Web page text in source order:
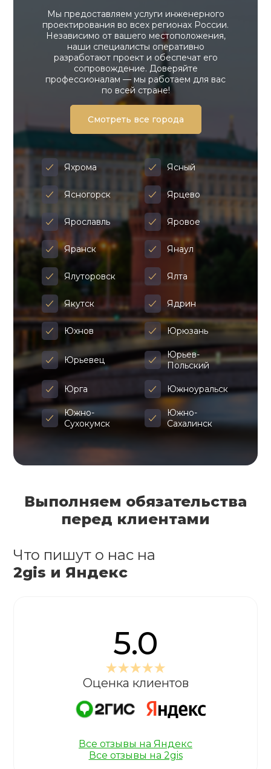
Мы предоставляем услуги инженерного
проектирования во всех регионах России.
Независимо от вашего местоположения,
наши специалисты оперативно
разработают проект и обеспечат его
сопровождение. Доверяйте
профессионалам — мы работаем для вас
по всей стране!
Смотреть все города
Яхрома Ясный
Ясногорск Ярцево
Ярославль Яровое
Яранск Янаул
Ялуторовск Ялта
Якутск Ядрин
Юхнов Юрюзань
Юрьевец
Юрьев-
Польский
Юрга Южноуральск
Южно-
Сухокумск
Южно-
Сахалинск
Выполняем обязательства
перед клиентами
Что пишут о нас на
2gis и Яндекс
5.0
Оценка клиентов
Все отзывы на Яндекс
Все отзывы на 2gis